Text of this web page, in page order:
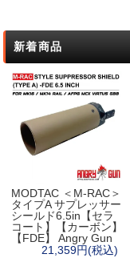
新着商品
MODTAC ＜M-RAC＞
タイプA サプレッサー
シールド6.5in【セラ
コート】【カーボン】
【FDE】 Angry Gun
21,359円(税込)